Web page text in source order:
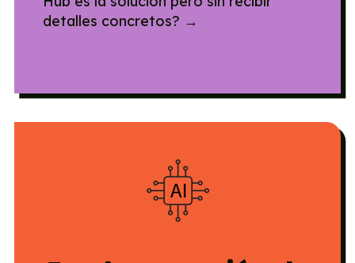
detalles concretos? →